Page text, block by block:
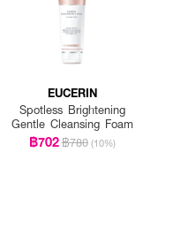
EUCERIN
Spotless Brightening
Gentle Cleansing Foam
฿702฿780 (10%)